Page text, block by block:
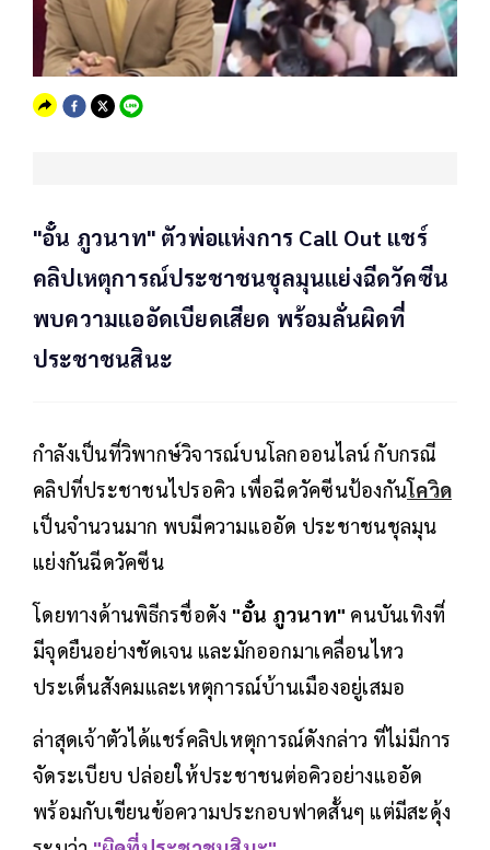
"อั๋น ภูวนาท" ตัวพ่อแห่งการ Call Out แชร์
คลิปเหตุการณ์ประชาชนชุลมุนแย่งฉีดวัคซีน
พบความแออัดเบียดเสียด พร้อมลั่นผิดที่
ประชาชนสินะ
กำลังเป็นที่วิพากษ์วิจารณ์บนโลกออนไลน์ กับกรณี
คลิปที่ประชาชนไปรอคิว เพื่อฉีดวัคซีนป้องกันโควิด
เป็นจำนวนมาก พบมีความแออัด ประชาชนชุลมุน
แย่งกันฉีดวัคซีน
โดยทางด้านพิธีกรชื่อดัง "อั๋น ภูวนาท" คนบันเทิงที่
มีจุดยืนอย่างชัดเจน และมักออกมาเคลื่อนไหว
ประเด็นสังคมและเหตุการณ์บ้านเมืองอยู่เสมอ
ล่าสุดเจ้าตัวได้แชร์คลิปเหตุการณ์ดังกล่าว ที่ไม่มีการ
จัดระเบียบ ปล่อยให้ประชาชนต่อคิวอย่างแออัด
พร้อมกับเขียนข้อความประกอบฟาดสั้นๆ แต่มีสะดุ้ง